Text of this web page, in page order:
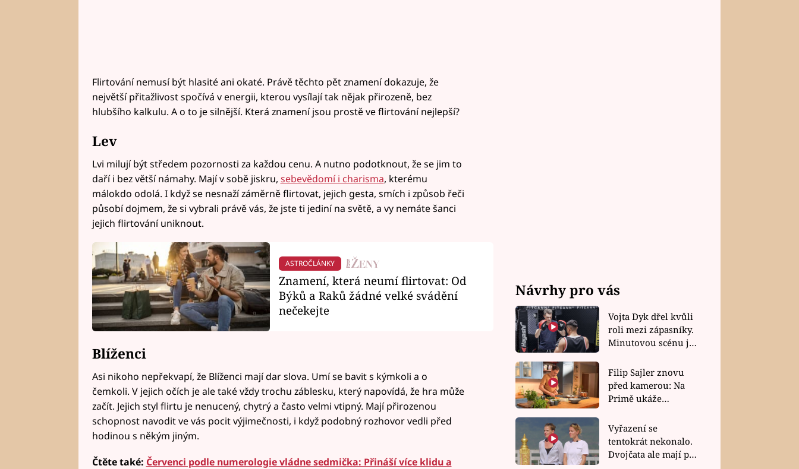
Flirtování nemusí být hlasité ani okaté. Právě těchto pět znamení dokazuje, že
největší přitažlivost spočívá v energii, kterou vysílají tak nějak přirozeně, bez
hlubšího kalkulu. A o to je silnější. Která znamení jsou prostě ve flirtování nejlepší?
Lev
Lvi milují být středem pozornosti za každou cenu. A nutno podotknout, že se jim to
daří i bez větší námahy. Mají v sobě jiskru, sebevědomí i charisma, kterému
málokdo odolá. I když se nesnaží záměrně flirtovat, jejich gesta, smích i způsob řeči
působí dojmem, že si vybrali právě vás, že jste ti jediní na světě, a vy nemáte šanci
jejich flirtování uniknout.
ASTROČLÁNKY
Znamení, která neumí flirtovat: Od
Býků a Raků žádné velké svádění
nečekejte
Blíženci
Asi nikoho nepřekvapí, že Blíženci mají dar slova. Umí se bavit s kýmkoli a o
čemkoli. V jejich očích je ale také vždy trochu záblesku, který napovídá, že hra může
začít. Jejich styl flirtu je nenucený, chytrý a často velmi vtipný. Mají přirozenou
schopnost navodit ve vás pocit výjimečnosti, i když podobný rozhovor vedli před
hodinou s někým jiným.
Čtěte také: Červenci podle numerologie vládne sedmička: Přináší více klidu a
Návrhy pro vás
Vojta Dyk dřel kvůli
roli mezi zápasníky.
Minutovou scénu jel
Filip Sajler znovu
před kamerou: Na
Primě ukáže
rychlé recepty
Vyřazení se
tentokrát nekonalo.
Dvojčata ale mají po